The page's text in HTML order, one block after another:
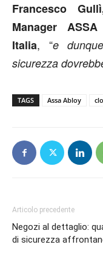
Francesco
Manager
Italia, “e
sicurezza
TAGS Assa Abloy
Articolo precedente
Negozi al dettaglio:
di sicurezza